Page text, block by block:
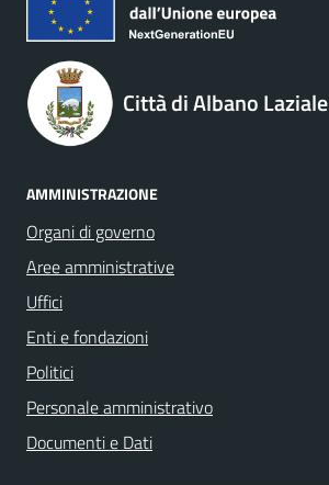
Città di Albano Laziale
AMMINISTRAZIONE
Organi di governo
Aree amministrative
Uffici
Enti e fondazioni
Politici
Personale amministrativo
Documenti e Dati